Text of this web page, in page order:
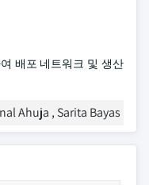
배포 네트워크 및 생산
Ahuja , Sarita Bayas